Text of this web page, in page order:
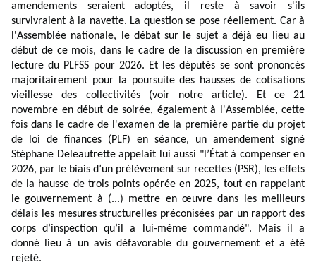
amendements seraient adoptés, il reste à savoir s'ils
survivraient à la navette. La question se pose réellement. Car à
l'Assemblée nationale, le débat sur le sujet a déjà eu lieu au
début de ce mois, dans le cadre de la discussion en première
lecture du PLFSS pour 2026. Et les députés se sont prononcés
majoritairement pour la poursuite des hausses de cotisations
vieillesse des collectivités (voir notrearticle). Et ce 21
novembre en début de soirée, également à l'Assemblée, cette
fois dans le cadre de l'examen de la première partie du projet
de loi de finances (PLF) en séance, un amendement signé
Stéphane Deleautrette appelait lui aussi "l’État à compenser en
2026, par le biais d’un prélèvement sur recettes (PSR), les effets
de la hausse de trois points opérée en 2025, tout en rappelant
le gouvernement à (...) mettre en œuvre dans les meilleurs
délais les mesures structurelles préconisées par un rapport des
corps d’inspection qu’il a lui-même commandé". Mais il a
donné lieu à un avis défavorable du gouvernement et a été
rejeté.